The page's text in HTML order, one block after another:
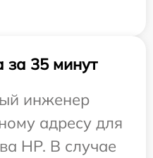
за 35 минут
инженер
адресу для
HP. В случае